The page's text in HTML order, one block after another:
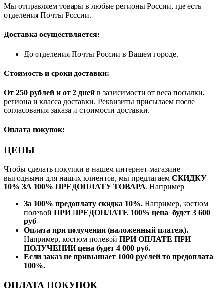
Мы отправляем товары в любые регионы России, где есть
отделения Почты России.
Доставка осуществляется:
До отделения Почты России в Вашем городе.
Стоимость и сроки доставки:
От 250 рублей и от 2 дней в зависимости от веса посылки,
региона и класса доставки. Реквизиты присылаем после
согласования заказа и стоимости доставки.
Оплата покупок:
ЦЕНЫ
Чтобы сделать покупки в нашем интернет-магазине
выгодными для наших клиентов, мы предлагаем СКИДКУ
10% ЗА 100% ПРЕДОПЛАТУ ТОВАРА. Например
За 100% предоплату скидка 10%. Например, костюм
полевой ПРИ ПРЕДОПЛАТЕ 100% цена будет 3 600
руб.
Оплата при получении (наложенный платеж).
Например, костюм полевой ПРИ ОПЛАТЕ ПРИ
ПОЛУЧЕНИИ цена будет 4 000 руб.
Если заказ не привышает 1000 рублей то предоплата
100%.
ОПЛАТА ПОКУПОК